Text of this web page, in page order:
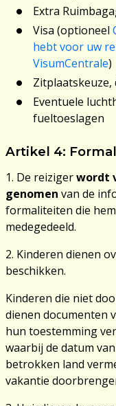
Extra
Visa (optioneel
hebt voor uw
VisumCentrale)
Zitplaatskeuze,
Eventuele
fueltoeslagen
Artikel 4:
1. De reizigerwordt
genomen van de
formaliteiten die
medegedeeld.
2. Kinderen dienen
beschikken.
Kinderen die niet
dienen documenten
hun toestemming
waarbij de datum
betrokken land
vakantie